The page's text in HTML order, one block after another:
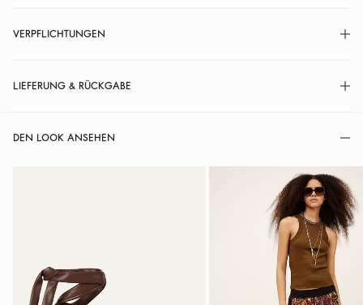
VERPFLICHTUNGEN
LIEFERUNG & RÜCKGABE
DEN LOOK ANSEHEN